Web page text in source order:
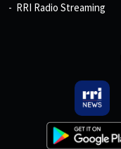
RRI Radio Streaming